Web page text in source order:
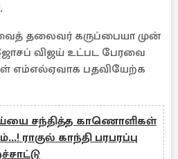
தலைவர் கருப்பையா முன்​
விஜய் உட்பட பேர​வை​
எம்​எல்​ஏ​வாக பதவி​யேற்க
சந்தித்த காணொளிகள்
ராகுல் காந்தி பரபரப்பு